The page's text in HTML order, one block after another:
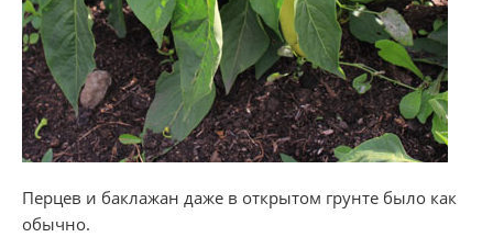
Перцев и баклажан даже в открытом грунте было как
обычно.